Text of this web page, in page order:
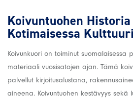
Koivuntuohen
Kotimaisessa
Koivunkuori on toiminut suomalaisessa
materiaali vuosisatojen ajan. Tämä
palvellut kirjoitusalustana,
aineena. Koivuntuohen kestävyys sekä